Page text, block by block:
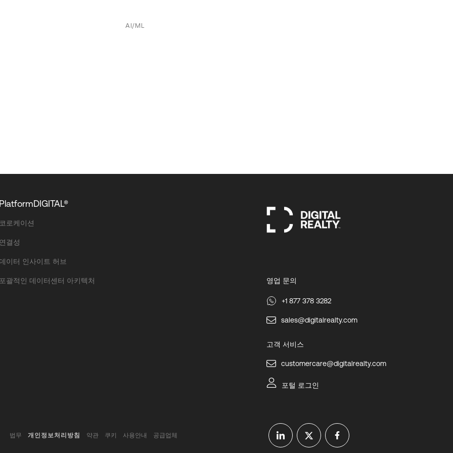
AI/ML
PlatformDIGITAL®
코로케이션
연결성
이터 인사이트 허브
포괄적인 데이터센터 아키텍처 영업 문의
+1 877 378 3282
sales@digitalrealty.com
고객 서비스
customercare@digitalrealty.com
포털 로그인
법무 개인정보처리방침 약관 쿠키 사용안내 공급업체